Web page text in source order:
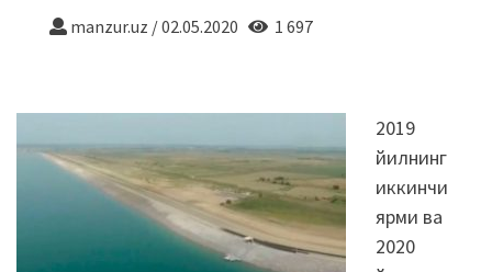
manzur.uz /02.05.2020 1 697
2019
йилнинг
иккинчи
ярми ва
2020